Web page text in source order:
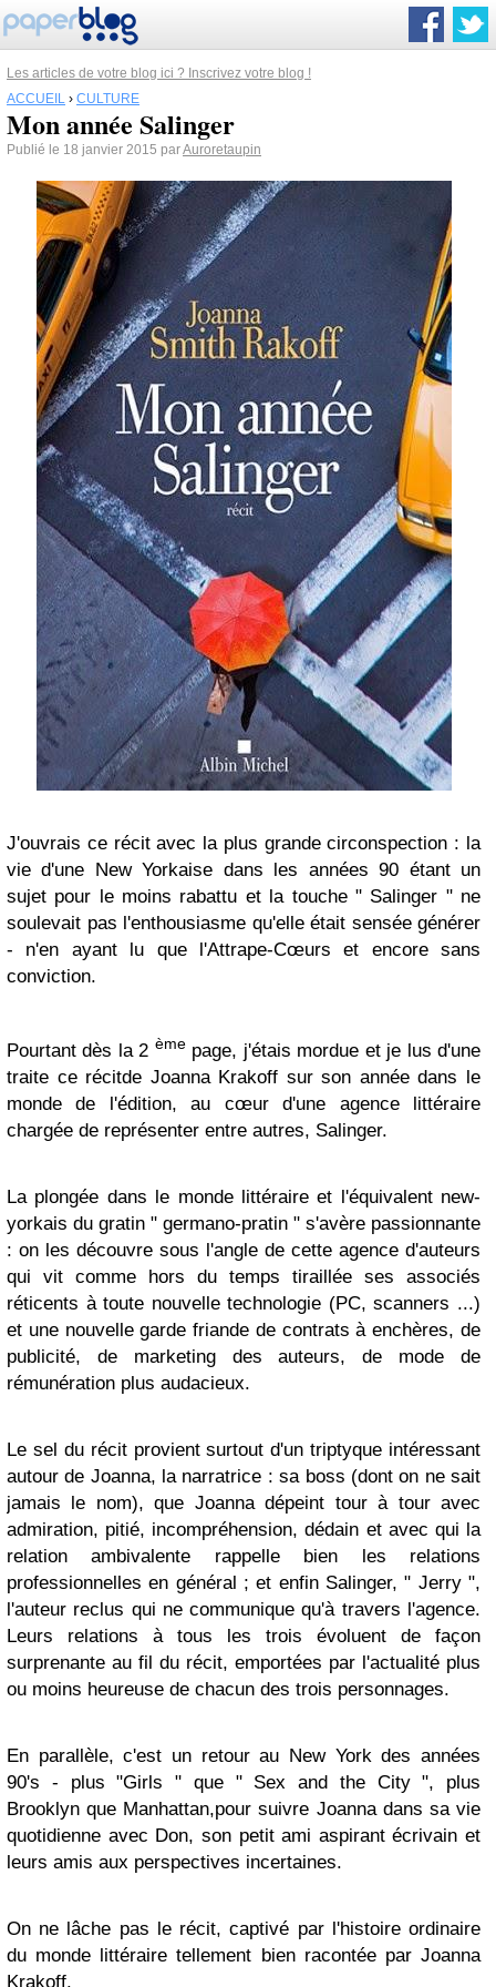
Les articles de votre blog ici ? Inscrivez votre blog !
ACCUEIL › CULTURE
Mon année Salinger
Publié le 18 janvier 2015 parAuroretaupin
J'ouvrais ce récit avec la plus grande circonspection : la
vie d'une New Yorkaise dans les années 90 étant un
sujet pour le moins rabattu et la touche " Salinger " ne
soulevait pas l'enthousiasme qu'elle était sensée générer
- n'en ayant lu que l'Attrape-Cœurs et encore sans
conviction.
Pourtant dès la 2 èmepage, j'étais mordue et je lus d'une
traite ce récitde Joanna Krakoff sur son année dans le
monde de l'édition, au cœur d'une agence littéraire
chargée de représenter entre autres, Salinger.
La plongée dans le monde littéraire et l'équivalent new-
yorkais du gratin " germano-pratin " s'avère passionnante
: on les découvre sous l'angle de cette agence d'auteurs
qui vit comme hors du temps tiraillée ses associés
réticents à toute nouvelle technologie (PC, scanners ...)
et une nouvelle garde friande de contrats à enchères, de
publicité, de marketing des auteurs, de mode de
rémunération plus audacieux.
Le sel du récit provient surtout d'un triptyque intéressant
autour de Joanna, la narratrice : sa boss (dont on ne sait
jamais le nom), que Joanna dépeint tour à tour avec
admiration, pitié, incompréhension, dédain et avec qui la
relation ambivalente rappelle bien les relations
professionnelles en général ; et enfin Salinger, " Jerry ",
l'auteur reclus qui ne communique qu'à travers l'agence.
Leurs relations à tous les trois évoluent de façon
surprenante au fil du récit, emportées par l'actualité plus
ou moins heureuse de chacun des trois personnages.
En parallèle, c'est un retour au New York des années
90's - plus "Girls " que " Sex and the City ", plus
Brooklyn que Manhattan,pour suivre Joanna dans sa vie
quotidienne avec Don, son petit ami aspirant écrivain et
leurs amis aux perspectives incertaines.
On ne lâche pas le récit, captivé par l'histoire ordinaire
du monde littéraire tellement bien racontée par Joanna
Krakoff.